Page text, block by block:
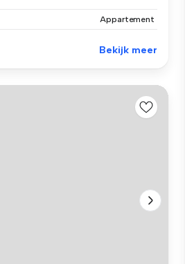
Appartement
Bekijk meer